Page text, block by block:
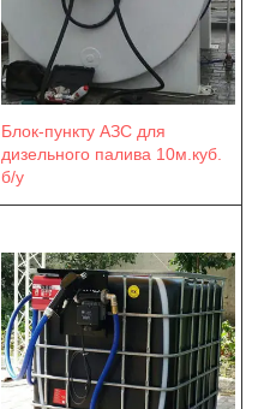
Блок-пункту АЗС для
дизельного палива 10м.куб.
б/у